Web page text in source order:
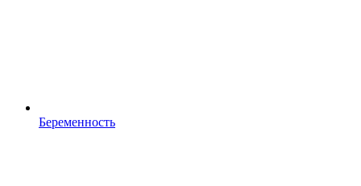
Беременность